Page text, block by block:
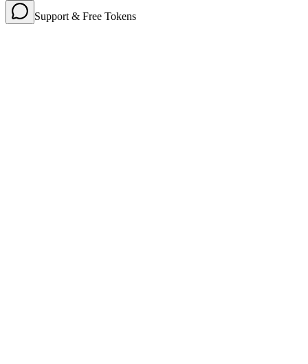
Support & Free Tokens